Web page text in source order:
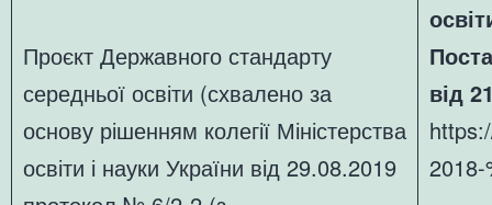
Проєкт Державного стандарту
середньої освіти (схвалено за
основу рішенням колегії Міністерства
освіти і науки України від 29.08.2019
від
2018-